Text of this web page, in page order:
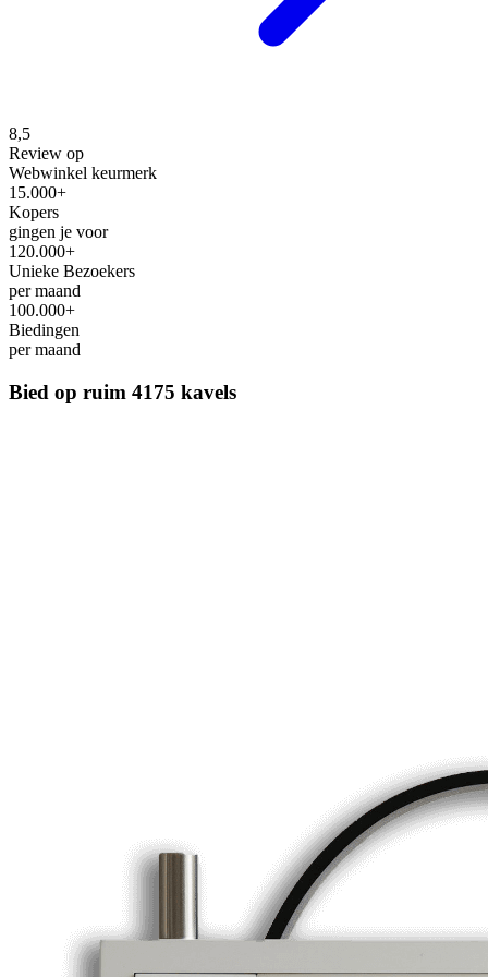
8,5
Review op
Webwinkel keurmerk
15.000+
Kopers
gingen je voor
120.000+
Unieke Bezoekers
per maand
100.000+
Biedingen
per maand
Bied op ruim 4175 kavels